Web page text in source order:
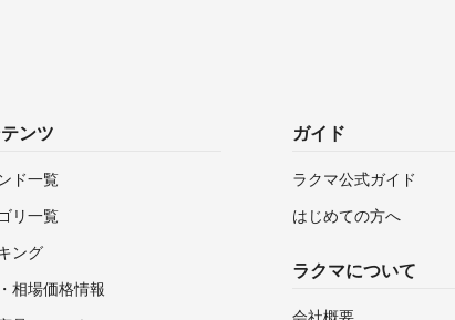
ンツ
ド一覧
リ一覧
ング
相場価格情報
ガイド
ラクマ公式ガイド
はじめての方へ
ラクマについて